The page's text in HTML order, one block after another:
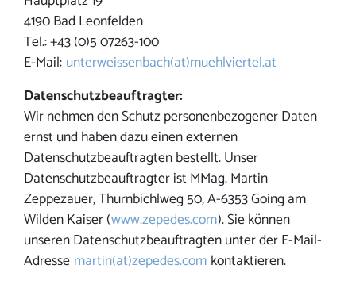
4190 Bad Leonfelden
Tel.: +43 (0)5 07263-100
E-Mail: unterweissenbach(at)muehlviertel.at
Datenschutzbeauftragter:
Wir nehmen den Schutz personenbezogener Daten
ernst und haben dazu einen externen
Datenschutzbeauftragten bestellt. Unser
Datenschutzbeauftragter ist MMag. Martin
Zeppezauer, Thurnbichlweg 50, A-6353 Going am
Wilden Kaiser (www.zepedes.com). Sie können
unseren Datenschutzbeauftragten unter der E-Mail-
Adresse martin(at)zepedes.com kontaktieren.